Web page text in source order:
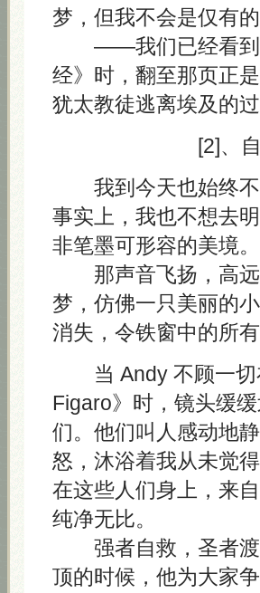
梦，但我不会是仅有的
——我们已经看到监
经》时，翻至那页正
犹太教徒逃离埃及的过
[2]、自
我到今天也始终不
事实上，我也不想去
非笔墨可形容的美境
那声音飞扬，高远
梦，仿佛一只美丽的
消失，令铁窗中的所
当 Andy 不顾一切
Figaro》时，镜头缓
们。他们叫人感动地
怒，沐浴着我从未觉
在这些人们身上，来
纯净无比。
强者自救，圣者渡
顶的时候，他为大家